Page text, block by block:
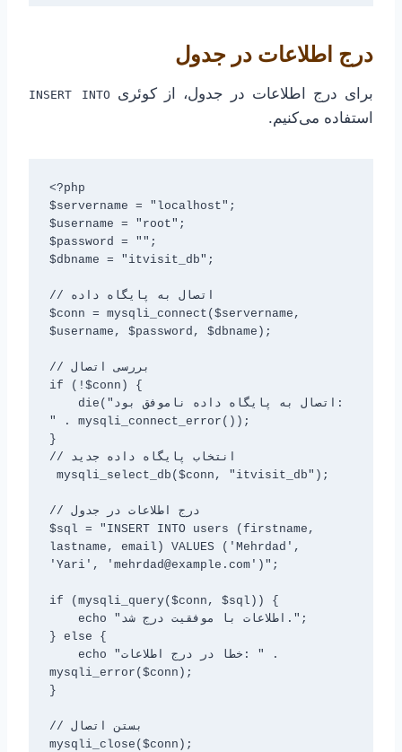
درج اطلاعات در جدول
برای درج اطلاعات در جدول، از کوئری INSERT INTO
استفاده می‌کنیم.
<?php
$servername = "localhost";
$username = "root";
$password = "";
$dbname = "itvisit_db";
// اتصال به پایگاه داده
$conn = mysqli_connect($servername,
$username, $password, $dbname);
// بررسی اتصال
if (!$conn) {
" . mysqli_connect_error());
}
// انتخاب پایگاه داده جدید
// درج اطلاعات در جدول
$sql = "INSERT INTO users (firstname,
lastname, email) VALUES ('Mehrdad',
'Yari', 'mehrdad@example.com')";
if (mysqli_query($conn, $sql)) {
} else {
mysqli_error($conn);
}
// بستن اتصال
mysqli_close($conn);